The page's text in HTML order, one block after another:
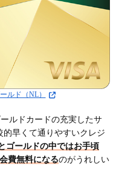
ルド（NL）
ルドカードの充実したサ
早くて通りやすいクレジ
ゴールドの中ではお手頃
費無料になるのがうれしい